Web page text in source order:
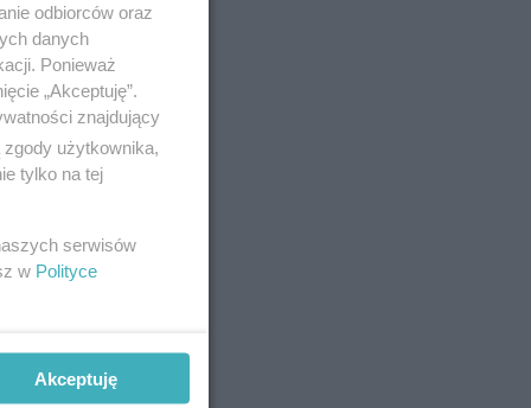
odbiorców oraz
danych
Ponieważ
„Akceptuję”.
znajdujący
użytkownika,
tylko na tej
serwisów
w Polityce
Akceptuję